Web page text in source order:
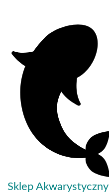
Sklep Akwarystyczny